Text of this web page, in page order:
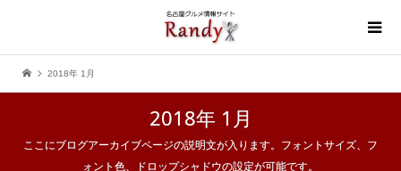
2018年 1月
2018年 1月
ここにブログアーカイブページの説明文が入ります。フォントサイズ、フ
ォント色、ドロップシャドウの設定が可能です。